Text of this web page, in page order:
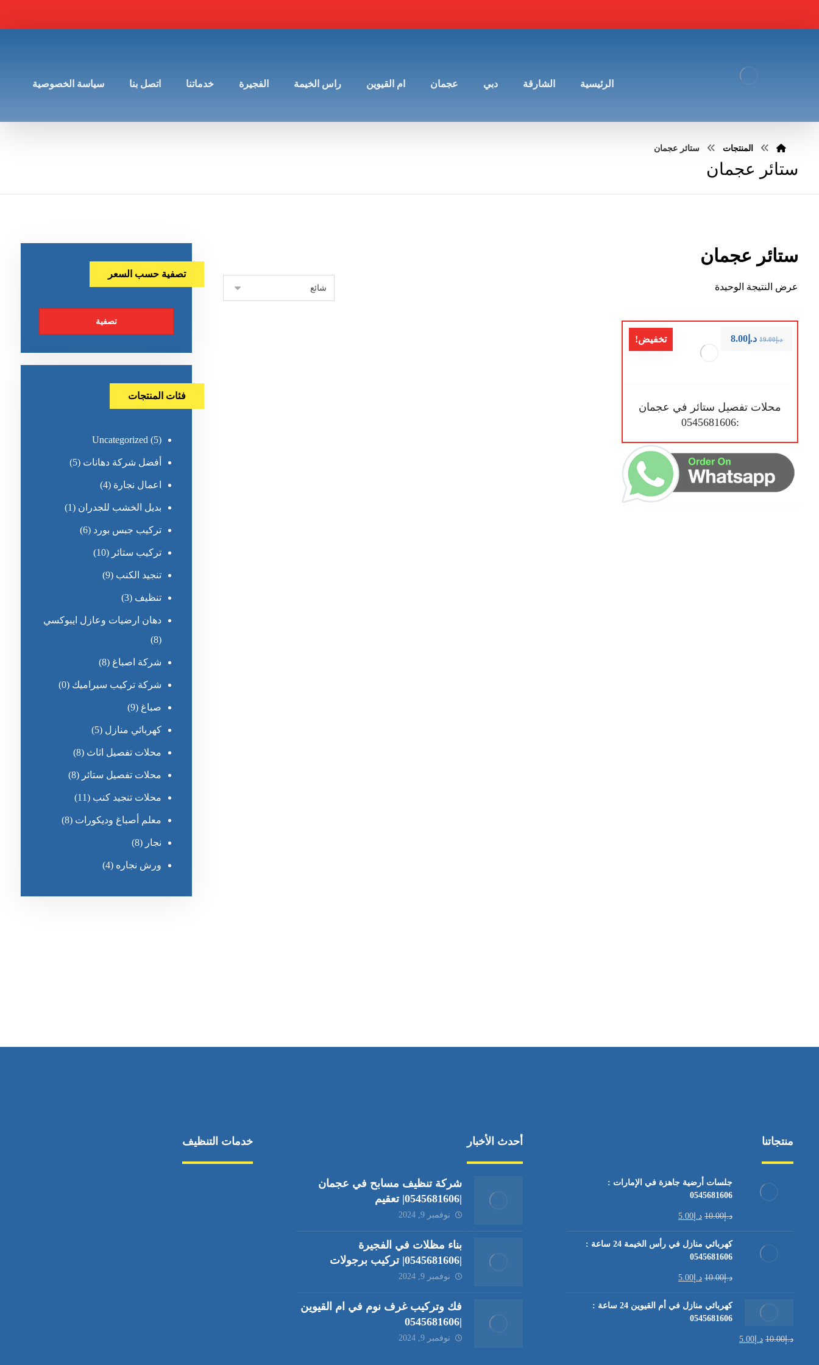
الرئيسية الشارقة دبي عجمان ام القيوين راس الخيمة الفجيرة خدماتنا اتصل بنا سياسة الخصوصية
المنتجات ستائر عجمان
ستائر عجمان
ستائر عجمان
عرض النتيجة الوحيدة
تخفيض!
محلات تفصيل ستائر في عجمان
:0545681606
د.إ19.00 د.إ 8.00
تصفية حسب السعر
تصفية
فئات المنتجات
Uncategorized (5)
أفضل شركة دهانات (5)
اعمال نجارة (4)
بديل الخشب للجدران (1)
تركيب جبس بورد (6)
تركيب ستائر (10)
تنجيد الكنب (9)
تنظيف (3)
دهان ارضيات وعازل ايبوكسي
(8)
شركة اصباغ (8)
شركة تركيب سيراميك (0)
صباغ (9)
كهربائي منازل (5)
محلات تفصيل اثاث (8)
محلات تفصيل ستائر (8)
محلات تنجيد كنب (11)
معلم أصباغ وديكورات (8)
نجار (8)
ورش نجاره (4)
منتجاتنا
جلسات أرضية جاهزة في الإمارات :
0545681606
د.إ10.00 د.إ 5.00
كهربائي منازل في رأس الخيمة 24 ساعة :
0545681606
د.إ10.00 د.إ 5.00
كهربائي منازل في أم القيوين 24 ساعة :
0545681606
د.إ10.00 د.إ 5.00
أحدث الأخبار
شركة تنظيف مسابح في عجمان
|0545681606| تعقيم
نوفمبر 9, 2024
بناء مظلات في الفجيرة
|0545681606| تركيب برجولات
نوفمبر 9, 2024
فك وتركيب غرف نوم في ام القيوين
|0545681606
نوفمبر 9, 2024
خدمات التنظيف